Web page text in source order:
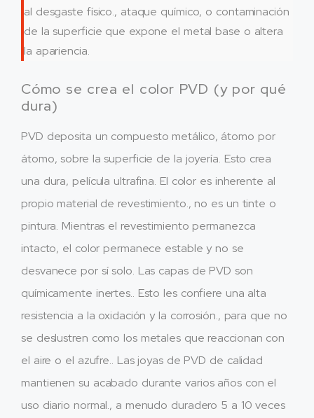
al desgaste físico., ataque químico, o contaminación
de la superficie que expone el metal base o altera
la apariencia.
Cómo se crea el color PVD (y por qué
dura)
PVD deposita un compuesto metálico, átomo por
átomo, sobre la superficie de la joyería. Esto crea
una dura, película ultrafina. El color es inherente al
propio material de revestimiento., no es un tinte o
pintura. Mientras el revestimiento permanezca
intacto, el color permanece estable y no se
desvanece por sí solo. Las capas de PVD son
químicamente inertes.. Esto les confiere una alta
resistencia a la oxidación y la corrosión., para que no
se deslustren como los metales que reaccionan con
el aire o el azufre.. Las joyas de PVD de calidad
mantienen su acabado durante varios años con el
uso diario normal., a menudo duradero 5 a 10 veces